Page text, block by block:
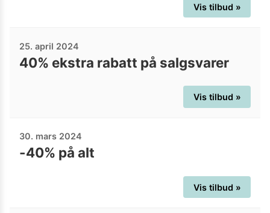
Vis tilbud »
25. april 2024
40% ekstra rabatt på salgsvarer
Vis tilbud »
30. mars 2024
-40% på alt
Vis tilbud »